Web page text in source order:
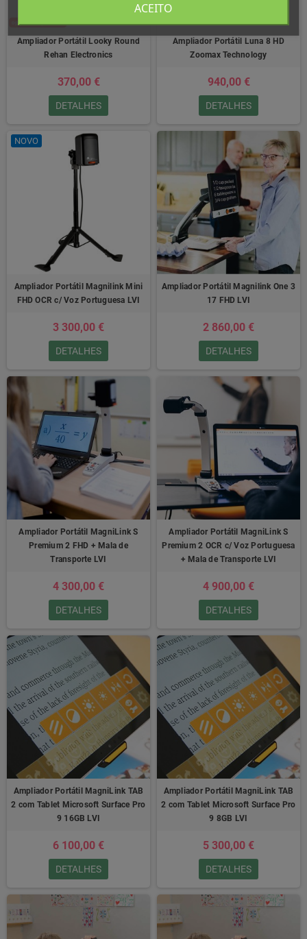
Ampliador Portátil Looky Round
Rehan Electronics
370,00 €
DETALHES
Ampliador Portátil Luna 8 HD
Zoomax Technology
940,00 €
DETALHES
NOVO
Ampliador Portátil Magnilink Mini
FHD OCR c/ Voz Portuguesa LVI
3 300,00 €
DETALHES
Ampliador Portátil Magnilink One 3
17 FHD LVI
2 860,00 €
DETALHES
Ampliador Portátil MagniLink S
Premium 2 FHD + Mala de
Transporte LVI
4 300,00 €
DETALHES
Ampliador Portátil MagniLink S
Premium 2 OCR c/ Voz Portuguesa
+ Mala de Transporte LVI
4 900,00 €
DETALHES
Ampliador Portátil MagniLink TAB
2 com Tablet Microsoft Surface Pro
9 16GB LVI
6 100,00 €
DETALHES
Ampliador Portátil MagniLink TAB
2 com Tablet Microsoft Surface Pro
9 8GB LVI
5 300,00 €
DETALHES
ACEITO